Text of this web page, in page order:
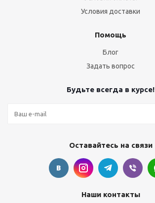
Условия доставки
Помощь
Блог
Задать вопрос
Будьте всегда в курсе!
Оставайтесь на связи
Наши контакты